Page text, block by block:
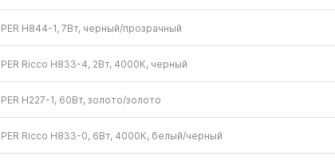
H844-1, 7Вт, черный/​прозрачный
Ricco H833-4, 2Вт, 4000К, черный
H227-1, 60Вт, золото/​золото
Ricco H833-0, 6Вт, 4000К, белый/​черный